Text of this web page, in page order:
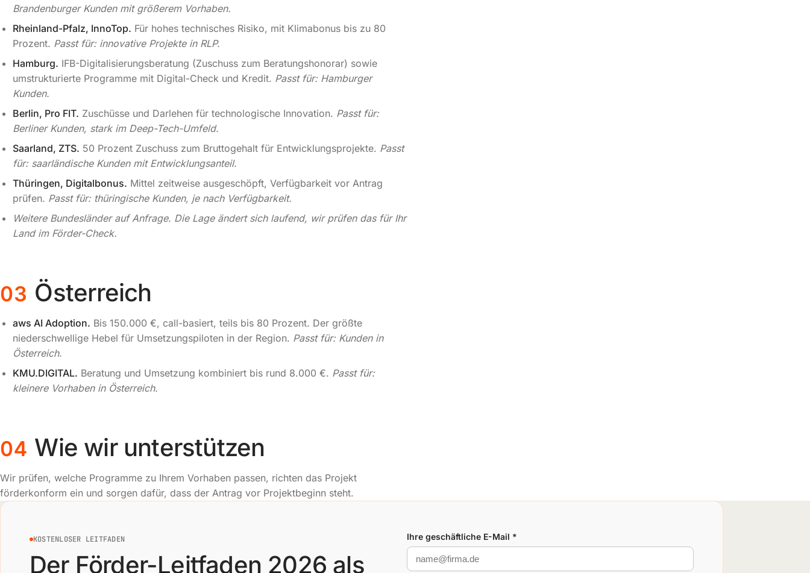
Brandenburger Kunden mit größerem Vorhaben.
Rheinland-Pfalz, InnoTop. Für hohes technisches Risiko, mit Klimabonus bis zu 80
Prozent. Passt für: innovative Projekte in RLP.
Hamburg. IFB-Digitalisierungsberatung (Zuschuss zum Beratungshonorar) sowie
umstrukturierte Programme mit Digital-Check und Kredit. Passt für: Hamburger
Kunden.
Berlin, Pro FIT. Zuschüsse und Darlehen für technologische Innovation. Passt für:
Berliner Kunden, stark im Deep-Tech-Umfeld.
Saarland, ZTS. 50 Prozent Zuschuss zum Bruttogehalt für Entwicklungsprojekte. Passt
für: saarländische Kunden mit Entwicklungsanteil.
Thüringen, Digitalbonus. Mittel zeitweise ausgeschöpft, Verfügbarkeit vor Antrag
prüfen. Passt für: thüringische Kunden, je nach Verfügbarkeit.
Weitere Bundesländer auf Anfrage. Die Lage ändert sich laufend, wir prüfen das für Ihr
Land im Förder-Check.
03 Österreich
aws AI Adoption. Bis 150.000 €, call-basiert, teils bis 80 Prozent. Der größte
niederschwellige Hebel für Umsetzungspiloten in der Region. Passt für: Kunden in
Österreich.
KMU.DIGITAL. Beratung und Umsetzung kombiniert bis rund 8.000 €. Passt für:
kleinere Vorhaben in Österreich.
04 Wie wir unterstützen
Wir prüfen, welche Programme zu Ihrem Vorhaben passen, richten das Projekt
förderkonform ein und sorgen dafür, dass der Antrag vor Projektbeginn steht.
KOSTENLOSER LEITFADEN
Der Förder-Leitfaden 2026 als
Ihre geschäftliche E-Mail *